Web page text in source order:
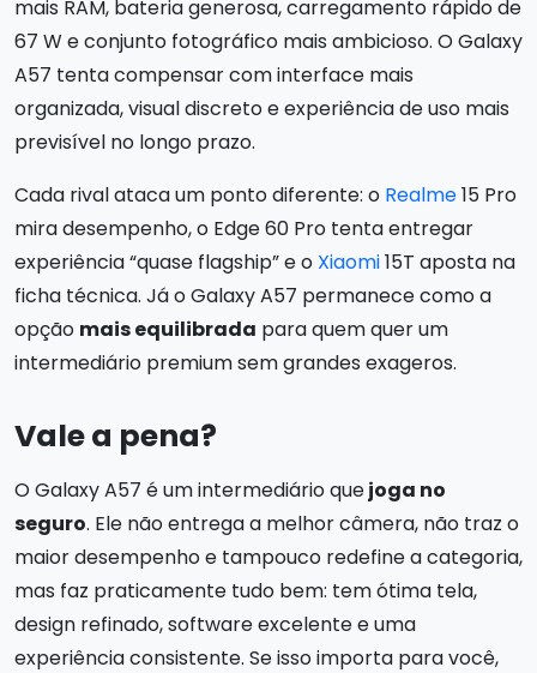
mais RAM, bateria generosa, carregamento rápido de
67 W e conjunto fotográfico mais ambicioso. O Galaxy
A57 tenta compensar com interface mais
organizada, visual discreto e experiência de uso mais
previsível no longo prazo.
Cada rival ataca um ponto diferente: o Realme15 Pro
mira desempenho, o Edge 60 Pro tenta entregar
experiência “quase flagship” e o Xiaomi15T aposta na
ficha técnica. Já o Galaxy A57 permanece como a
opção mais equilibrada para quem quer um
intermediário premium sem grandes exageros.
Vale a pena?
O Galaxy A57 é um intermediário quejoga no
seguro. Ele não entrega a melhor câmera, não traz o
maior desempenho e tampouco redefine a categoria,
mas faz praticamente tudo bem: tem ótima tela,
design refinado, software excelente e uma
experiência consistente. Se isso importa para você,